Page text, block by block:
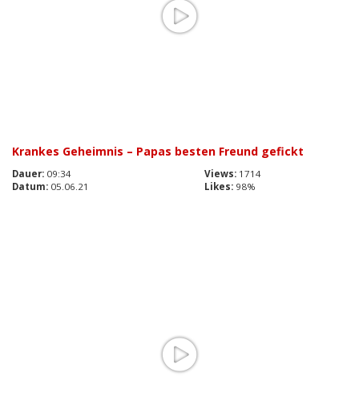
Krankes Geheimnis – Papas besten Freund gefickt
Dauer: 09:34 Views: 1714
Datum: 05.06.21 Likes: 98%